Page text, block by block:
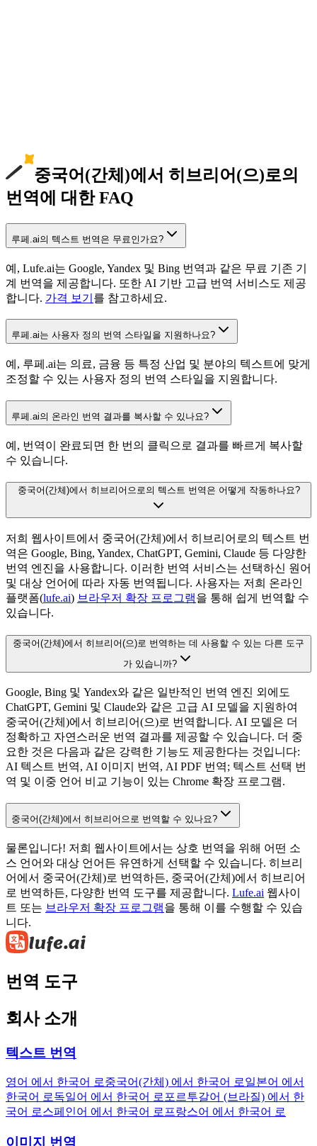
중국어(간체)에서 히브리어(으)로의
번역에 대한 FAQ
루페.ai의 텍스트 번역은 무료인가요?
예, Lufe.ai는 Google, Yandex 및 Bing 번역과 같은 무료 기존 기
계 번역을 제공합니다. 또한 AI 기반 고급 번역 서비스도 제공
합니다. 가격 보기 를 참고하세요.
루페.ai는 사용자 정의 번역 스타일을 지원하나요?
예, 루페.ai는 의료, 금융 등 특정 산업 및 분야의 텍스트에 맞게
조정할 수 있는 사용자 정의 번역 스타일을 지원합니다.
루페.ai의 온라인 번역 결과를 복사할 수 있나요?
예, 번역이 완료되면 한 번의 클릭으로 결과를 빠르게 복사할
수 있습니다.
중국어(간체)에서 히브리어으로의 텍스트 번역은 어떻게 작동하나요?
저희 웹사이트에서 중국어(간체)에서 히브리어로의 텍스트 번
역은 Google, Bing, Yandex, ChatGPT, Gemini, Claude 등 다양한
번역 엔진을 사용합니다. 이러한 번역 서비스는 선택하신 원어
및 대상 언어에 따라 자동 번역됩니다. 사용자는 저희 온라인
플랫폼(lufe.ai) 브라우저 확장 프로그램을 통해 쉽게 번역할 수
있습니다.
중국어(간체)에서 히브리어(으)로 번역하는 데 사용할 수 있는 다른 도구
가 있습니까?
Google, Bing 및 Yandex와 같은 일반적인 번역 엔진 외에도
ChatGPT, Gemini 및 Claude와 같은 고급 AI 모델을 지원하여
중국어(간체)에서 히브리어(으)로 번역합니다. AI 모델은 더
정확하고 자연스러운 번역 결과를 제공할 수 있습니다. 더 중
요한 것은 다음과 같은 강력한 기능도 제공한다는 것입니다:
AI 텍스트 번역, AI 이미지 번역, AI PDF 번역; 텍스트 선택 번
역 및 이중 언어 비교 기능이 있는 Chrome 확장 프로그램.
중국어(간체)에서 히브리어으로 번역할 수 있나요?
물론입니다! 저희 웹사이트에서는 상호 번역을 위해 어떤 소
스 언어와 대상 언어든 유연하게 선택할 수 있습니다. 히브리
어에서 중국어(간체)로 번역하든, 중국어(간체)에서 히브리어
로 번역하든, 다양한 번역 도구를 제공합니다. Lufe.ai 웹사이
트 또는 브라우저 확장 프로그램을 통해 이를 수행할 수 있습
니다.
번역 도구
회사 소개
텍스트 번역
영어 에서 한국어 로중국어(간체) 에서 한국어 로일본어 에서
한국어 로독일어 에서 한국어 로 포르투갈어 (브라질) 에서 한
국어 로스페인어 에서 한국어 로 프랑스어 에서 한국어 로
이미지 번역